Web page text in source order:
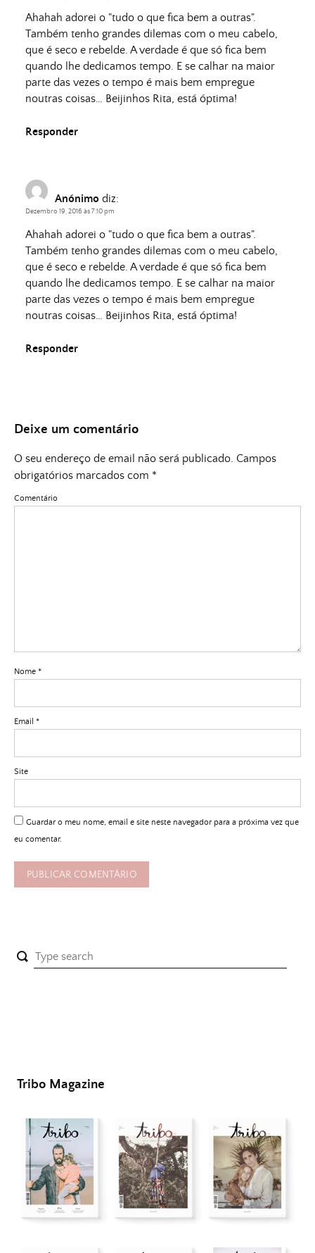
Ahahah adorei o "tudo o que fica bem a outras".
Também tenho grandes dilemas com o meu cabelo,
que é seco e rebelde. A verdade é que só fica bem
quando lhe dedicamos tempo. E se calhar na maior
parte das vezes o tempo é mais bem empregue
noutras coisas… Beijinhos Rita, está óptima!
Responder
Anónimo diz:
Dezembro 19, 2016 às 7:10 pm
Ahahah adorei o "tudo o que fica bem a outras".
Também tenho grandes dilemas com o meu cabelo,
que é seco e rebelde. A verdade é que só fica bem
quando lhe dedicamos tempo. E se calhar na maior
parte das vezes o tempo é mais bem empregue
noutras coisas… Beijinhos Rita, está óptima!
Responder
Deixe um comentário
O seu endereço de email não será publicado. Campos
obrigatórios marcados com *
Comentário
Nome *
Email *
Site
Guardar o meu nome, email e site neste navegador para a próxima vez que
eu comentar.
Tribo Magazine